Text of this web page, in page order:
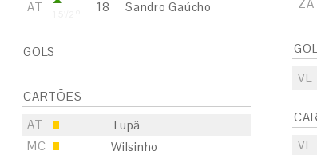
ZA
VL
VL
AT 18 Sandro Gaúcho
GOLS
CARTÕES
AT
Tupã
MC
Wilsinho